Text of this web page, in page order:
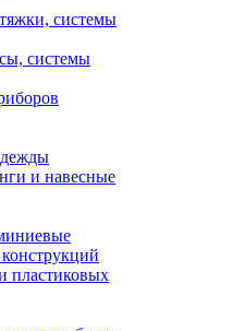
системы
системы
и навесные
пластиковых